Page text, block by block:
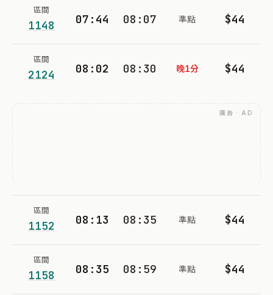
區間
1148 07:44 08:07 準點 $44
區間
2124 08:02 08:30 晚1分 $44
廣告 · AD
區間
1152 08:13 08:35 準點 $44
區間
1158 08:35 08:59 準點 $44